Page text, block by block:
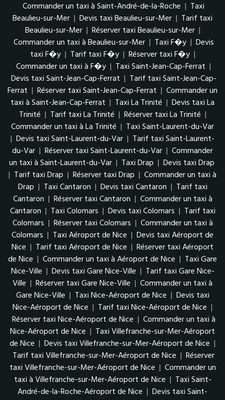
Commander un taxi à Saint-André-de-la-Roche | Taxi
Beaulieu-sur-Mer | Devis taxi Beaulieu-sur-Mer | Tarif taxi
Beaulieu-sur-Mer | Réserver taxi Beaulieu-sur-Mer |
Commander un taxi à Beaulieu-sur-Mer | Taxi F�y | Devis
taxi F�y | Tarif taxi F�y | Réserver taxi F�y |
Commander un taxi à F�y | Taxi Saint-Jean-Cap-Ferrat |
Devis taxi Saint-Jean-Cap-Ferrat | Tarif taxi Saint-Jean-Cap-
Ferrat | Réserver taxi Saint-Jean-Cap-Ferrat | Commander un
taxi à Saint-Jean-Cap-Ferrat | Taxi La Trinité | Devis taxi La
Trinité | Tarif taxi La Trinité | Réserver taxi La Trinité |
Commander un taxi à La Trinité | Taxi Saint-Laurent-du-Var
| Devis taxi Saint-Laurent-du-Var | Tarif taxi Saint-Laurent-
du-Var | Réserver taxi Saint-Laurent-du-Var | Commander
un taxi à Saint-Laurent-du-Var | Taxi Drap | Devis taxi Drap
| Tarif taxi Drap | Réserver taxi Drap | Commander un taxi à
Drap | Taxi Cantaron | Devis taxi Cantaron | Tarif taxi
Cantaron | Réserver taxi Cantaron | Commander un taxi à
Cantaron | Taxi Colomars | Devis taxi Colomars | Tarif taxi
Colomars | Réserver taxi Colomars | Commander un taxi à
Colomars | Taxi Aéroport de Nice | Devis taxi Aéroport de
Nice | Tarif taxi Aéroport de Nice | Réserver taxi Aéroport
de Nice | Commander un taxi à Aéroport de Nice | Taxi Gare
Nice-Ville | Devis taxi Gare Nice-Ville | Tarif taxi Gare Nice-
Ville | Réserver taxi Gare Nice-Ville | Commander un taxi à
Gare Nice-Ville | Taxi Nice-Aéroport de Nice | Devis taxi
Nice-Aéroport de Nice | Tarif taxi Nice-Aéroport de Nice |
Réserver taxi Nice-Aéroport de Nice | Commander un taxi à
Nice-Aéroport de Nice | Taxi Villefranche-sur-Mer-Aéroport
de Nice | Devis taxi Villefranche-sur-Mer-Aéroport de Nice |
Tarif taxi Villefranche-sur-Mer-Aéroport de Nice | Réserver
taxi Villefranche-sur-Mer-Aéroport de Nice | Commander un
taxi à Villefranche-sur-Mer-Aéroport de Nice | Taxi Saint-
André-de-la-Roche-Aéroport de Nice | Devis taxi Saint-